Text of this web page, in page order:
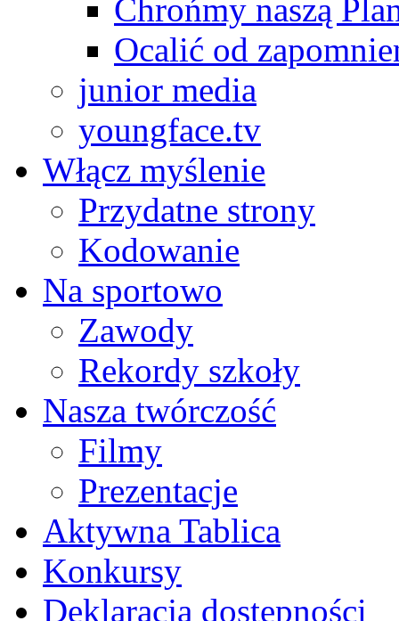
Chrońmy naszą
Ocalić od
junior media
youngface.tv
Włącz myślenie
Przydatne strony
Kodowanie
Na sportowo
Zawody
Rekordy szkoły
Nasza twórczość
Filmy
Prezentacje
Aktywna Tablica
Konkursy
Deklaracja dostępności